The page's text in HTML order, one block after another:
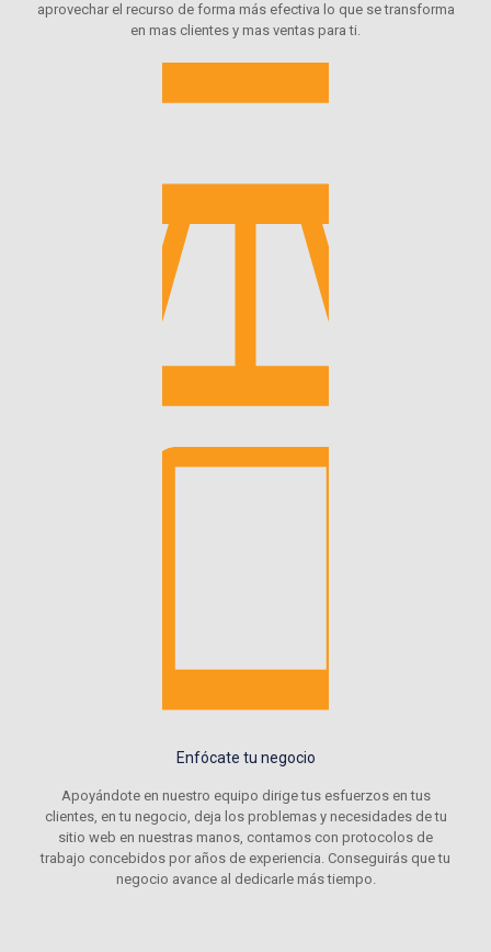
aprovechar el recurso de forma más efectiva lo que se transforma
en mas clientes y mas ventas para ti.
Enfócate tu negocio
Apoyándote en nuestro equipo dirige tus esfuerzos en tus
clientes, en tu negocio, deja los problemas y necesidades de tu
sitio web en nuestras manos, contamos con protocolos de
trabajo concebidos por años de experiencia. Conseguirás que tu
negocio avance al dedicarle más tiempo.